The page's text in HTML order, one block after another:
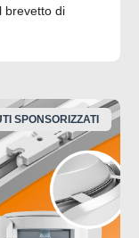
brevetto di
SPONSORIZZATI